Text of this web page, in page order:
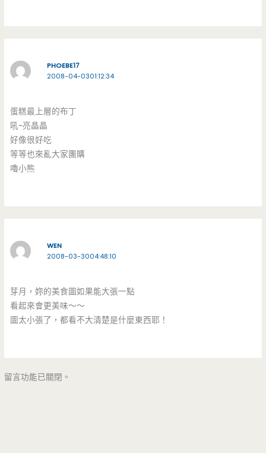
PHOEBE17
2008-04-0301:12:34
蛋糕最上層的布丁
吼~亮晶晶
好像很好吃
等等也來亂大家團購
嚕小熊
WEN
2008-03-3004:48:10
芽月，妳的美食圖如果能大張一點
看起來會更美味～～
圖太小張了，都看不大清楚是什麼東西耶！
留言功能已關閉。